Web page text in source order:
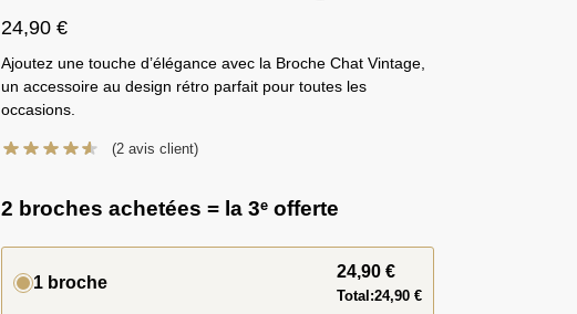
24,90€
Ajoutez une touche d’élégance avec la Broche Chat Vintage,
un accessoire au design rétro parfait pour toutes les
occasions.
(2avis client)
2 broches achetées = la 3ᵉ offerte
1 broche
24,90€
Total:24,90€